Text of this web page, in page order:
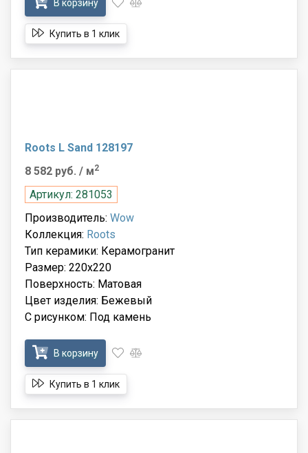
В корзину
Купить в 1 клик
Roots L Sand 128197
8 582 руб. / м2
Артикул: 281053
Производитель: Wow
Коллекция: Roots
Тип керамики: Керамогранит
Размер: 220x220
Поверхность: Матовая
Цвет изделия: Бежевый
С рисунком: Под камень
В корзину
Купить в 1 клик